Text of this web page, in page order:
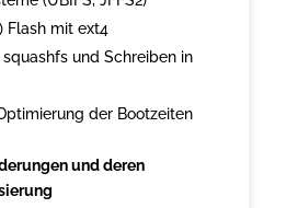
Flash mit ext4
und Schreiben in
der Bootzeiten
und deren